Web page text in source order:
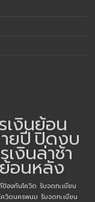
งินย้อน
ยปีปิดงบ
งินล่าช้า
อนหลัง
องกันโควิด รับจดทะเบียน
ควิดนครพนม รับจดทะเบียน